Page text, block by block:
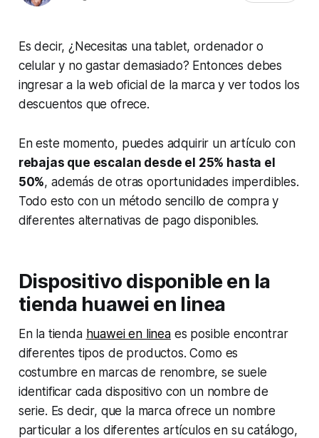
Es decir, ¿Necesitas una tablet, ordenador o
celular y no gastar demasiado? Entonces debes
ingresar a la web oficial de la marca y ver todos los
descuentos que ofrece.
En este momento, puedes adquirir un artículo con
rebajas que escalan desde el 25% hasta el
50%, además de otras oportunidades imperdibles.
Todo esto con un método sencillo de compra y
diferentes alternativas de pago disponibles.
Dispositivo disponible en la
tienda huawei en linea
En la tienda huawei en lineaes posible encontrar
diferentes tipos de productos. Como es
costumbre en marcas de renombre, se suele
identificar cada dispositivo con un nombre de
serie. Es decir, que la marca ofrece un nombre
particular a los diferentes artículos en su catálogo,